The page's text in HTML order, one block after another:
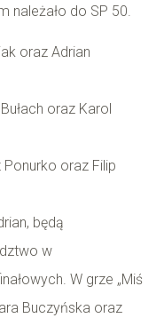
należało do SP 50.
oraz Adrian
oraz Karol
Ponurko oraz Filip
będą
w
W grze „Miś
Buczyńska oraz